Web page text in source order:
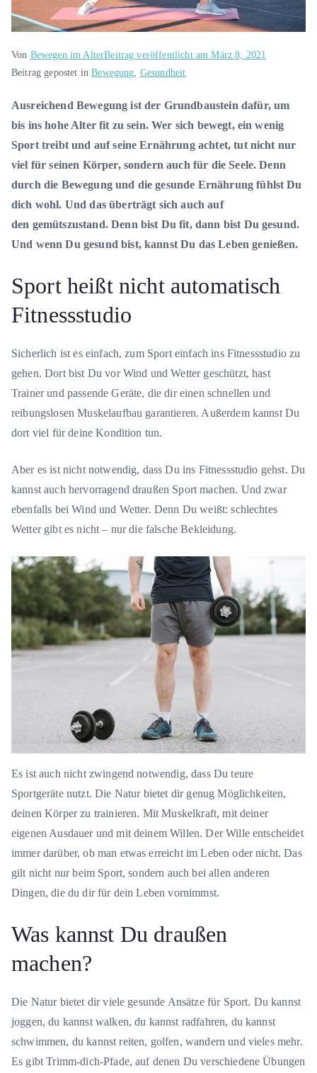
Von Bewegen im AlterBeitrag veröffentlicht amMärz 8, 2021
Beitrag gepostet inBewegung, Gesundheit
Ausreichend Bewegung ist der Grundbaustein dafür, um
bis ins hohe Alter fit zu sein. Wer sich bewegt, ein wenig
Sport treibt und auf seine Ernährung achtet, tut nicht nur
viel für seinen Körper, sondern auch für die Seele. Denn
durch die Bewegung und die gesunde Ernährung fühlst Du
dich wohl. Und das überträgt sich auch auf
den gemütszustand. Denn bist Du fit, dann bist Du gesund.
Und wenn Du gesund bist, kannst Du das Leben genießen.
Sport heißt nicht automatisch
Fitnessstudio
Sicherlich ist es einfach, zum Sport einfach ins Fitnessstudio zu
gehen. Dort bist Du vor Wind und Wetter geschützt, hast
Trainer und passende Geräte, die dir einen schnellen und
reibungslosen Muskelaufbau garantieren. Außerdem kannst Du
dort viel für deine Kondition tun.
Aber es ist nicht notwendig, dass Du ins Fitnessstudio gehst. Du
kannst auch hervorragend draußen Sport machen. Und zwar
ebenfalls bei Wind und Wetter. Denn Du weißt: schlechtes
Wetter gibt es nicht – nur die falsche Bekleidung.
Es ist auch nicht zwingend notwendig, dass Du teure
Sportgeräte nutzt. Die Natur bietet dir genug Möglichkeiten,
deinen Körper zu trainieren. Mit Muskelkraft, mit deiner
eigenen Ausdauer und mit deinem Willen. Der Wille entscheidet
immer darüber, ob man etwas erreicht im Leben oder nicht. Das
gilt nicht nur beim Sport, sondern auch bei allen anderen
Dingen, die du dir für dein Leben vornimmst.
Was kannst Du draußen
machen?
Die Natur bietet dir viele gesunde Ansätze für Sport. Du kannst
joggen, du kannst walken, du kannst radfahren, du kannst
schwimmen, du kannst reiten, golfen, wandern und vieles mehr.
Es gibt Trimm-dich-Pfade, auf denen Du verschiedene Übungen